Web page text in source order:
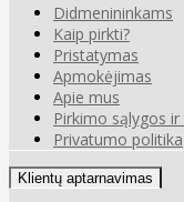
Didmenininkams
Kaip pirkti?
Pristatymas
Apmokėjimas
Apie mus
Pirkimo sąlygos ir
Privatumo politika
Klientų aptarnavimas